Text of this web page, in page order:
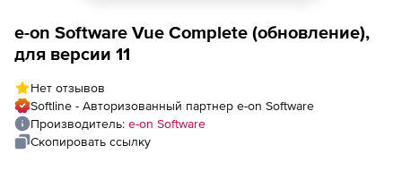
e-on Software Vue Complete (обновление),
для версии 11
Нет отзывов
Softline - Авторизованный партнер e-on Software
Производитель: e-on Software
Скопировать ссылку